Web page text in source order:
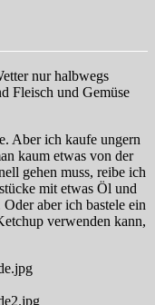
nur halbwegs
Fleisch und Gemüse
Aber ich kaufe ungern
kaum etwas von der
gehen muss, reibe ich
mit etwas Öl und
aber ich bastele ein
verwenden kann,